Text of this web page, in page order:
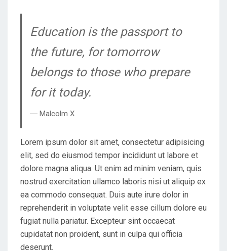
Education is the passport to
the future, for tomorrow
belongs to those who prepare
for it today.
― Malcolm X
Lorem ipsum dolor sit amet, consectetur adipisicing
elit, sed do eiusmod tempor incididunt ut labore et
dolore magna aliqua. Ut enim ad minim veniam, quis
nostrud exercitation ullamco laboris nisi ut aliquip ex
ea commodo consequat. Duis aute irure dolor in
reprehenderit in voluptate velit esse cillum dolore eu
fugiat nulla pariatur. Excepteur sint occaecat
cupidatat non proident, sunt in culpa qui officia
deserunt.